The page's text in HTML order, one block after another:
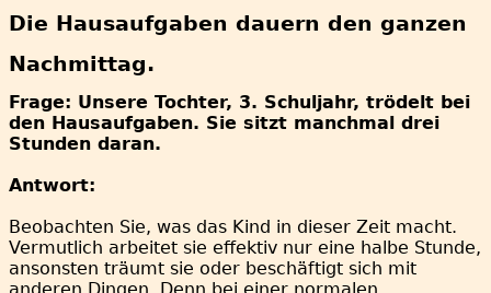
Die Hausaufgaben dauern den ganzen
Nachmittag.
Frage: Unsere Tochter, 3. Schuljahr, trödelt bei
den Hausaufgaben. Sie sitzt manchmal drei
Stunden daran.
Antwort:
Beobachten Sie, was das Kind in dieser Zeit macht.
Vermutlich arbeitet sie effektiv nur eine halbe Stunde,
ansonsten träumt sie oder beschäftigt sich mit